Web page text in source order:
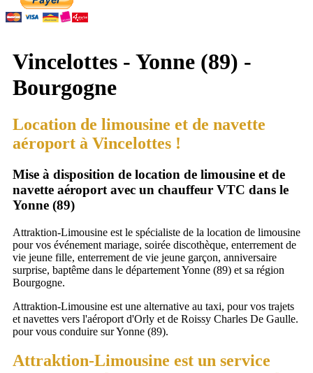
Vincelottes - Yonne (89) -
Bourgogne
Location de limousine et de navette
aéroport à Vincelottes !
Mise à disposition de location de limousine et de
navette aéroport avec un chauffeur VTC dans le
Yonne (89)
Attraktion-Limousine est le spécialiste de la location de limousine
pour vos événement mariage, soirée discothèque, enterrement de
vie jeune fille, enterrement de vie jeune garçon, anniversaire
surprise, baptême dans le département Yonne (89) et sa région
Bourgogne.
Attraktion-Limousine est une alternative au taxi, pour vos trajets
et navettes vers l'aéroport d'Orly et de Roissy Charles De Gaulle.
pour vous conduire sur Yonne (89).
Attraktion-Limousine est un service